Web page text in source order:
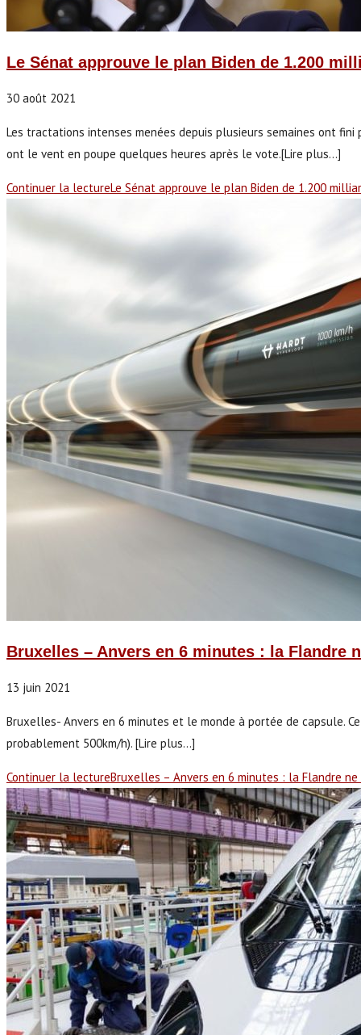
Le Sénat approuve le plan Biden de 1.200
30 août 2021
Les tractations intenses menées depuis plusieurs semaines ont
ont le vent en poupe quelques heures après le vote.[Lire plus...]
Continuer la lectureLe Sénat approuve le plan Biden de 1.200
Bruxelles – Anvers en 6 minutes : la Flandre
13 juin 2021
Bruxelles- Anvers en 6 minutes et le monde à portée de capsule.
probablement 500km/h). [Lire plus...]
Continuer la lectureBruxelles – Anvers en 6 minutes : la Flandre